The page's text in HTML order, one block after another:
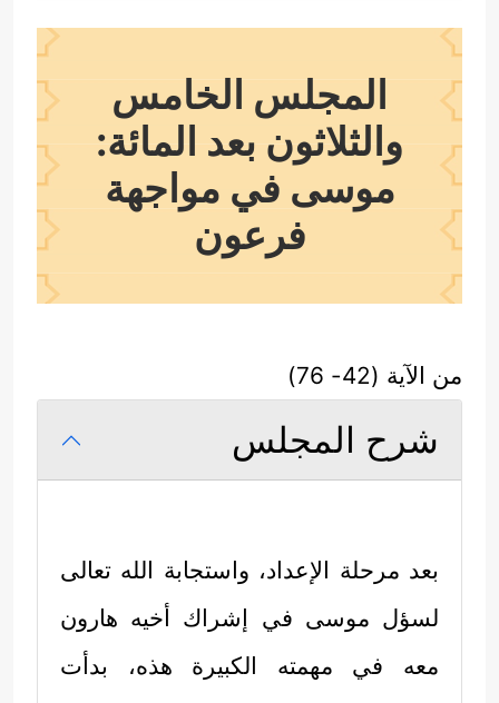
المجلس الخامس
والثلاثون بعد المائة:
موسى في مواجهة
فرعون
من الآية (42- 76)
شرح المجلس
بعد مرحلة الإعداد، واستجابة الله تعالى
لسؤل موسى في إشراك أخيه هارون
معه في مهمته الكبيرة هذه، بدأت